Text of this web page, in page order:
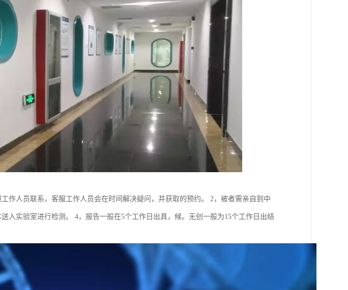
作人员联系，客服工作人员会在时间解决疑问，并获取的预约。 2，被者需亲自到中
入实验室进行检测。 4，报告一般在5个工作日出具，候。无创一般为15个工作日出结